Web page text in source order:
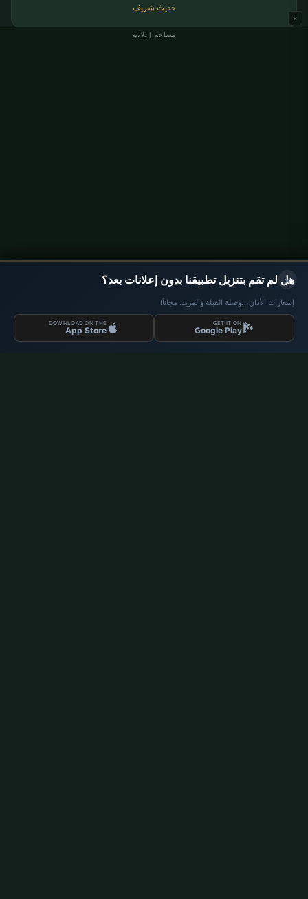
حديث شريف
مساحة إعلانية
×
×
هل لم تقم بتنزيل تطبيقنا بدون إعلانات بعد؟
إشعارات الأذان، بوصلة القبلة والمزيد. مجاناً!
GET IT ON
Google Play
DOWNLOAD ON THE
App Store